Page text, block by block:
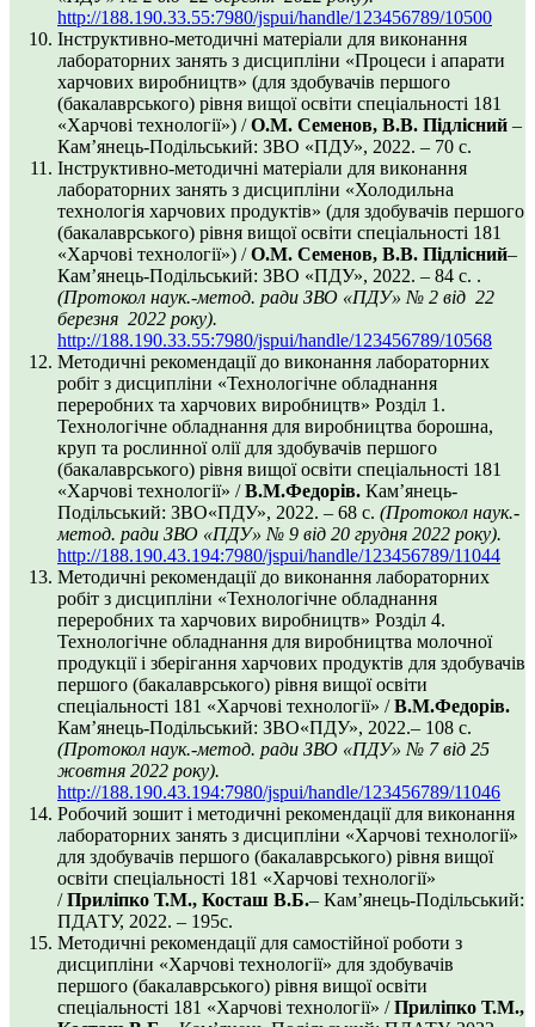
http://188.190.33.55:7980/jspui/handle/123456789/10500
Інструктивно-методичні матеріали для виконання
лабораторних занять з дисципліни «Процеси і апарати
харчових виробництв» (для здобувачів першого
(бакалаврського) рівня вищої освіти спеціальності 181
«Харчові технології») /О.М. Семенов, В.В. Підлісний –
Кам’янець-Подільський: ЗВО «ПДУ», 2022. – 70 с.
Інструктивно-методичні матеріали для виконання
лабораторних занять з дисципліни «Холодильна
технологія харчових продуктів» (для здобувачів першого
(бакалаврського) рівня вищої освіти спеціальності 181
«Харчові технології») /О.М. Семенов, В.В. Підлісний–
Кам’янець-Подільський: ЗВО «ПДУ», 2022. – 84 с. .
(Протокол наук.-метод. ради ЗВО «ПДУ» № 2 від 22
березня 2022 року).
http://188.190.33.55:7980/jspui/handle/123456789/10568
Методичні рекомендації до виконання лабораторних
робіт з дисципліни «Технологічне обладнання
переробних та харчових виробництв» Розділ 1.
Технологічне обладнання для виробництва борошна,
круп та рослинної олії для здобувачів першого
(бакалаврського) рівня вищої освіти спеціальності 181
«Харчові технології» /В.М.Федорів. Кам’янець-
Подільський: ЗВО«ПДУ», 2022. – 68 с. (Протокол наук.-
метод. ради ЗВО «ПДУ» № 9 від 20 грудня 2022 року).
http://188.190.43.194:7980/jspui/handle/123456789/11044
Методичні рекомендації до виконання лабораторних
робіт з дисципліни «Технологічне обладнання
переробних та харчових виробництв» Розділ 4.
Технологічне обладнання для виробництва молочної
продукції і зберігання харчових продуктів для здобувачів
першого (бакалаврського) рівня вищої освіти
спеціальності 181 «Харчові технології» /В.М.Федорів.
Кам’янець-Подільський: ЗВО«ПДУ», 2022.– 108 с.
(Протокол наук.-метод. ради ЗВО «ПДУ» № 7 від 25
жовтня 2022 року).
http://188.190.43.194:7980/jspui/handle/123456789/11046
Робочий зошит і методичні рекомендації для виконання
лабораторних занять з дисципліни «Харчові технології»
для здобувачів першого (бакалаврського) рівня вищої
освіти спеціальності 181 «Харчові технології»
/Приліпко Т.М., Косташ В.Б.– Кам’янець-Подільський:
ПДАТУ, 2022. – 195с.
Методичні рекомендації для самостійної роботи з
дисципліни «Харчові технології» для здобувачів
першого (бакалаврського) рівня вищої освіти
спеціальності 181 «Харчові технології» /Приліпко Т.М.,